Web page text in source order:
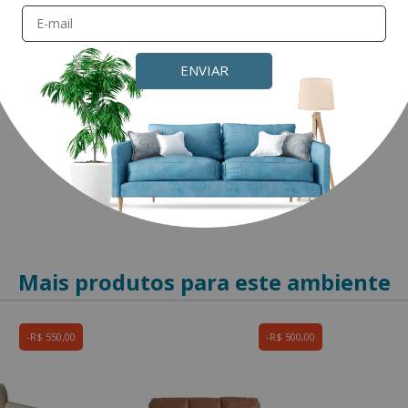
Este produto ainda não tem perguntas
SEJA O PRIMEIRO A PERGUNTAR
Mais produtos para este ambiente
R$ 550,00 R$ 500,00
ENVIAR